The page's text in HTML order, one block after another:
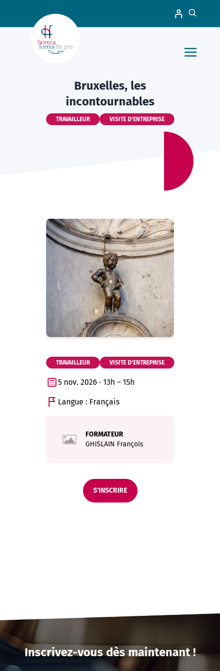
Bruxelles, les
incontournables
TRAVAILLEUR VISITE D'ENTREPRISE
TRAVAILLEUR VISITE D'ENTREPRISE
5 nov. 2026 · 13h – 15h
Langue : Français
FORMATEUR
GHISLAIN François
S'INSCRIRE
Inscrivez-vous dès maintenant !